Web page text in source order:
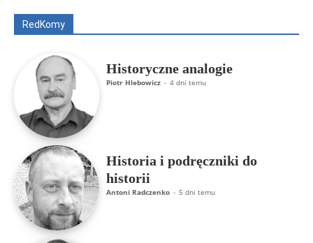
RedKomy
Historyczne analogie
Piotr Hlebowicz - 4 dni temu
Historia i podręczniki do
historii
Antoni Radczenko - 5 dni temu